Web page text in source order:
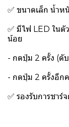
✅ ขนาดเล็ก น้ำห
✅ มีไฟ LED ในตั
น้อย
- กดปุ่ม 2 ครั้ง (ดั
- กดปุ่ม 2 ครั้งอีก
✅ รองรับการชา